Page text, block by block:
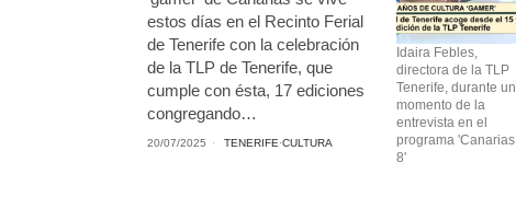
Idaira Febles,
directora de la TLP
Tenerife, durante un
momento de la
entrevista en el
programa 'Canarias
8'
estos días en el Recinto Ferial
de Tenerife con la celebración
de la TLP de Tenerife, que
cumple con ésta, 17 ediciones
congregando…
20/07/2025 TENERIFE·CULTURA